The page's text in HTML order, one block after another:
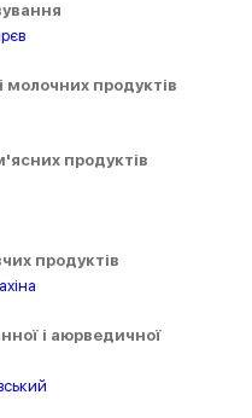
молочних продуктів
продуктів
продуктів
і аюрведичної